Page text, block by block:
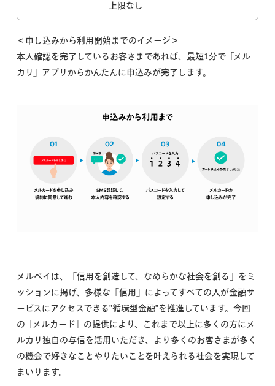
上限なし
＜申し込みから利用開始までのイメージ＞
本人確認を完了しているお客さまであれば、最短1分で「メル
カリ」アプリからかんたんに申込みが完了します。
メルペイは、「信用を創造して、なめらかな社会を創る」をミ
ッションに掲げ、多様な「信用」によってすべての人が金融サ
ービスにアクセスできる”循環型金融”を推進しています。今回
の「メルカード」の提供により、これまで以上に多くの方にメ
ルカリ独自の与信を活用いただき、より多くのお客さまが多く
の機会で好きなことやりたいことを叶えられる社会を実現して
まいります。